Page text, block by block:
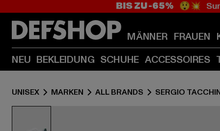
BIS ZU -65% 😲💥
MÄNNER FRAUEN
NEU BEKLEIDUNG SCHUHE ACCESSOIRES
UNISEX MARKEN ALL BRANDS SERGIO